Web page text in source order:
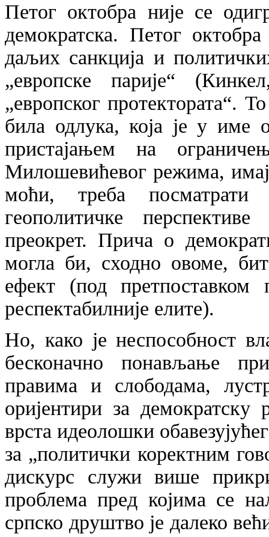
Петог октобра није се
демократска. Петог
даљих санкција и
„европске парије“
„европског протектората“.
била одлука, која је у име
пристајањем на
Милошевићевог режима,
моћи, треба
геополитичке
преокрет. Прича о
могла би, сходно овоме,
ефект (под претпоставком
респектабилније елите).
Но, како је неспособност
бесконачно понављање
правима и слободама,
оријентири за демократску
врста идеолошки
за „политички коректним
дискурс служи више
проблема пред којима се
српско друштво је далеко